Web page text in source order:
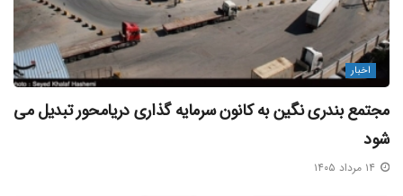
اخبار
مجتمع بندری نگین به کانون سرمایه‌ گذاری دریامحور تبدیل می‌
شود